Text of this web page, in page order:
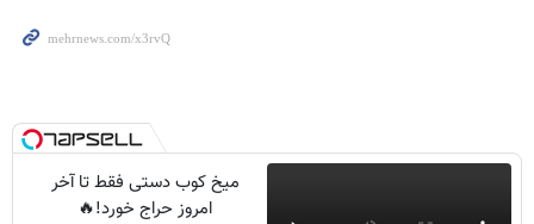
میخ کوب دستی فقط تا آخر
امروز حراج خورد!🔥